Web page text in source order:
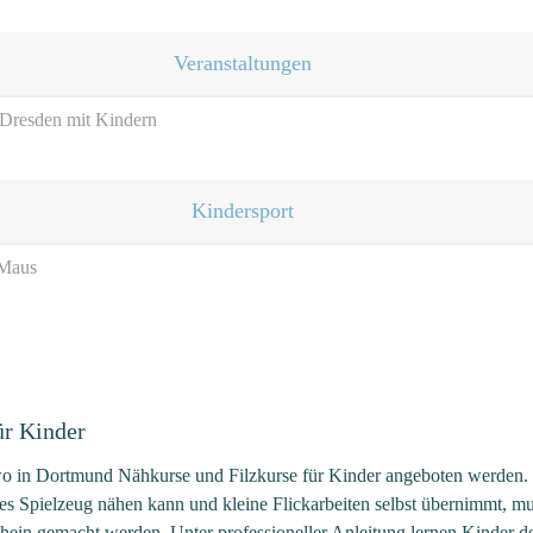
Veranstaltungen
mit Kindern
Kindersport
Kinder
in Dortmund Nähkurse und Filzkurse für Kinder angeboten werden.
Spielzeug nähen kann und kleine Flickarbeiten selbst übernimmt,